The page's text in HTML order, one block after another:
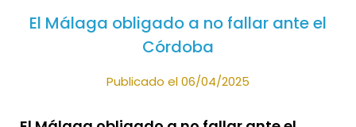
El Málaga obligado a no fallar ante el
Córdoba
Publicado el 06/04/2025